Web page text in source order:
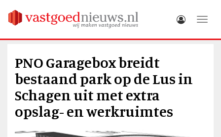
PNO Garagebox breidt
bestaand park op de Lus in
Schagen uit met extra
opslag- en werkruimtes